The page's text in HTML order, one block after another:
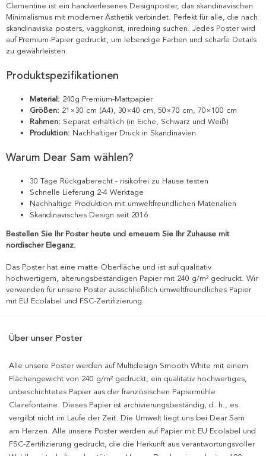
Clementine ist ein handverlesenes Designposter, das skandinavischen
Minimalismus mit moderner Ästhetik verbindet. Perfekt für alle, die nach
skandinaviska posters, väggkonst, inredning suchen. Jedes Poster wird
auf Premium-Papier gedruckt, um lebendige Farben und scharfe Details
zu gewährleisten.
Produktspezifikationen
Material: 240g Premium-Mattpapier
Größen: 21×30 cm (A4), 30×40 cm, 50×70 cm, 70×100 cm
Rahmen: Separat erhältlich (in Eiche, Schwarz und Weiß)
Produktion: Nachhaltiger Druck in Skandinavien
Warum Dear Sam wählen?
30 Tage Rückgaberecht - risikofrei zu Hause testen
Schnelle Lieferung 2-4 Werktage
Nachhaltige Produktion mit umweltfreundlichen Materialien
Skandinavisches Design seit 2016
Bestellen Sie Ihr Poster heute und erneuern Sie Ihr Zuhause mit
nordischer Eleganz.
Das Poster hat eine matte Oberfläche und ist auf qualitativ
hochwertigem, alterungsbeständigen Papier mit 240 g/m² gedruckt. Wir
verwenden für unsere Poster ausschließlich umweltfreundliches Papier
mit EU Ecolabel und FSC-Zertifizierung.
Über unser Poster
Alle unsere Poster werden auf Multidesign Smooth White mit einem
Flächengewicht von 240 g/m² gedruckt, ein qualitativ hochwertiges,
unbeschichtetes Papier aus der französischen Papiermühle
Clairefontaine. Dieses Papier ist archivierungsbeständig, d. h., es
vergilbt nicht im Laufe der Zeit. Die Umwelt liegt uns bei Dear Sam
am Herzen. Alle unsere Poster werden auf Papier mit EU Ecolabel und
FSC-Zertifizierung gedruckt, die die Herkunft aus verantwortungsvoller